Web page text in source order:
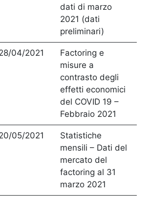
dati di marzo
2021 (dati
preliminari)
04/2021
Factoring e
misure a
contrasto degli
effetti economici
del COVID 19 –
Febbraio 2021
05/2021
Statistiche
mensili – Dati del
mercato del
factoring al 31
marzo 2021